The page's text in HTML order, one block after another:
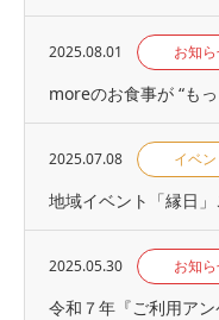
2025.08.01 お知
moreのお食事が “も
2025.07.08 イベン
地域イベント「縁⽇
2025.05.30 お知
令和７年『ご利用ア